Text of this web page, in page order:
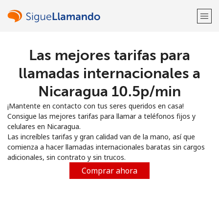
¡Bienvenido!
Regístrate con
o
Las mejores tarifas para
llamadas internacionales a
Nicaragua ⁦10.5p⁩/min
¡Mantente en contacto con tus seres queridos en casa!
Consigue las mejores tarifas para llamar a teléfonos fijos y
celulares en Nicaragua.
Las increíbles tarifas y gran calidad van de la mano, así que
comienza a hacer llamadas internacionales baratas sin cargos
adicionales, sin contrato y sin trucos.
Comprar ahora